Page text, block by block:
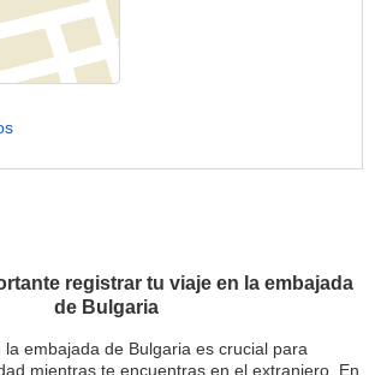
registrar tu viaje en la embajada
de Bulgaria
embajada de Bulgaria es crucial para
mientras te encuentras en el extranjero. En